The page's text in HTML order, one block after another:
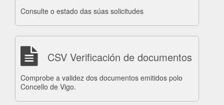
Consulte o estado das súas solicitudes
CSV Verificación de documentos
Comprobe a validez dos documentos emitidos polo
Concello de Vigo.